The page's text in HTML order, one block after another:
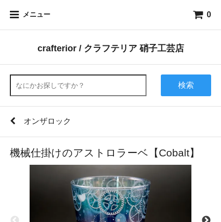
メニュー 0
crafterior / クラフテリア 硝子工芸店
検索
オンザロック
機械仕掛けのアストロラーベ【Cobalt】